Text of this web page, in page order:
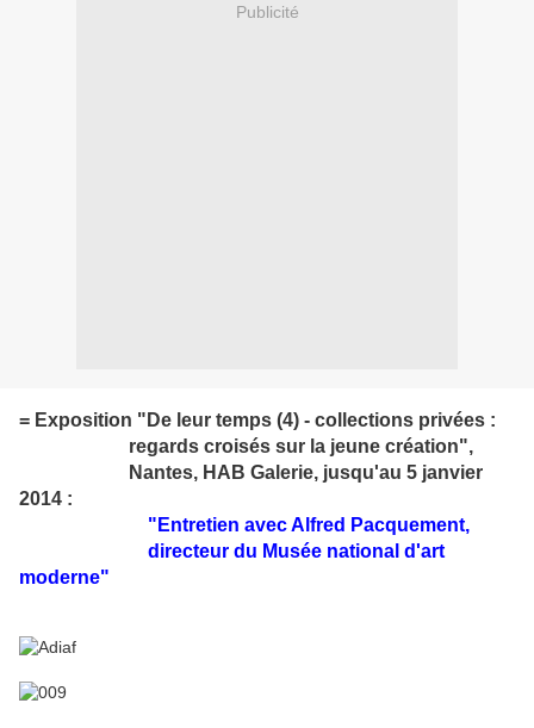
Publicité
= Exposition "De leur temps (4) - collections privées :
regards croisés sur la jeune création",
Nantes, HAB Galerie, jusqu'au 5 janvier
2014 :
"Entretien avec Alfred Pacquement,
directeur du Musée national d'art
moderne"